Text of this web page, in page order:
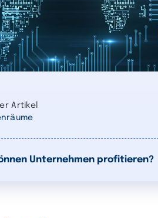
Artikel
Unternehmen profitieren?